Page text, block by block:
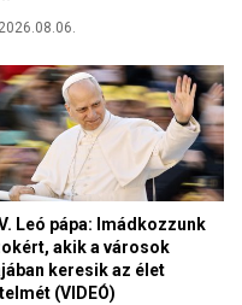
2026.08.06.
Leó pápa: Imádkozzunk
akik a városok
keresik az élet
(VIDEÓ)